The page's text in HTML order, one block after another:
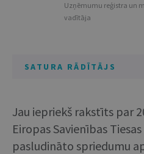
Uzņēmumu reģistra un
vadītāja
SATURA RĀDĪTĀJS
Jau iepriekš rakstīts par
Eiropas Savienības
pasludināto spriedumu